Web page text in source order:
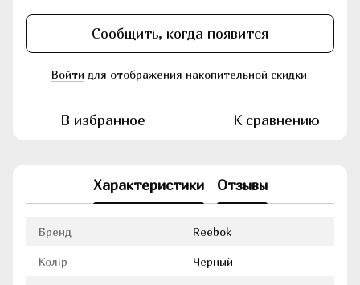
Сообщить, когда появится
Войти для отображения накопительной скидки
В избранное К сравнению
Характеристики Отзывы
Бренд Reebok
Колір Черный